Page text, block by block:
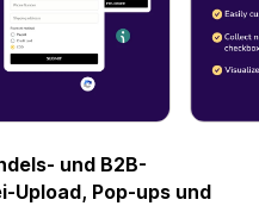
und B2B-
Pop-ups und